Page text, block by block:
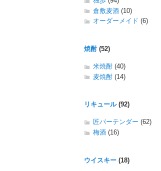
倉敷麦酒 (10)
オーダーメイド (6)
焼酎(52)
米焼酎 (40)
麦焼酎 (14)
リキュール(92)
匠バーテンダー (62)
梅酒 (16)
ウイスキー (18)